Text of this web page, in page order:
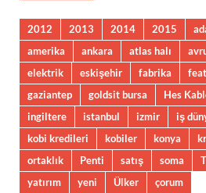
2012 2013 2014 2015
amerika
ankara atlas halı
elektrik
eskişehir fabrika
gaziantep
goldsit bursa Hes
ingiltere
istanbul izmir iş
kobi kredileri
kobiler konya
ortaklık
Penti satış soma
yatırım
yeni Ülker çorum